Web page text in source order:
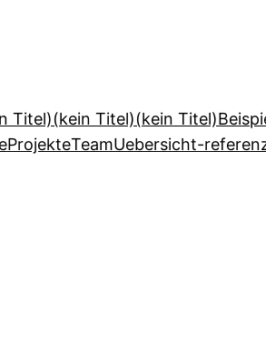
Titel)(kein Titel)(kein Titel)
ProjekteTeamUebersicht-